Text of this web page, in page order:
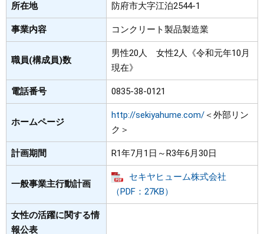
所在地 防府市大字江泊2544-1
事業内容 コンクリート製品製造業
職員(構成員)数
男性20人 女性2人《令和元年10月
現在》
電話番号 0835-38-0121
ホームページ
http://sekiyahume.com/＜外部リン
ク＞
計画期間 R1年7月1日～R3年6月30日
一般事業主行動計画
セキヤヒューム株式会社
（PDF：27KB）
女性の活躍に関する情
報公表